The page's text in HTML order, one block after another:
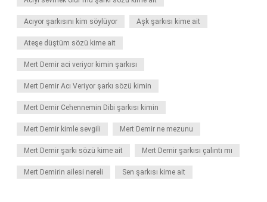
Acıyor şarkısını kim söylüyor Aşk şarkısı kime ait
Ateşe düştüm sözü kime ait
Mert Demir aci veriyor kimin şarkısı
Mert Demir Acı Veriyor şarkı sözü kimin
Mert Demir Cehennemin Dibi şarkısı kimin
Mert Demir kimle sevgili Mert Demir ne mezunu
Mert Demir şarkı sözü kime ait Mert Demir şarkısı çalıntı mı
Mert Demirin ailesi nereli Sen şarkısı kime ait